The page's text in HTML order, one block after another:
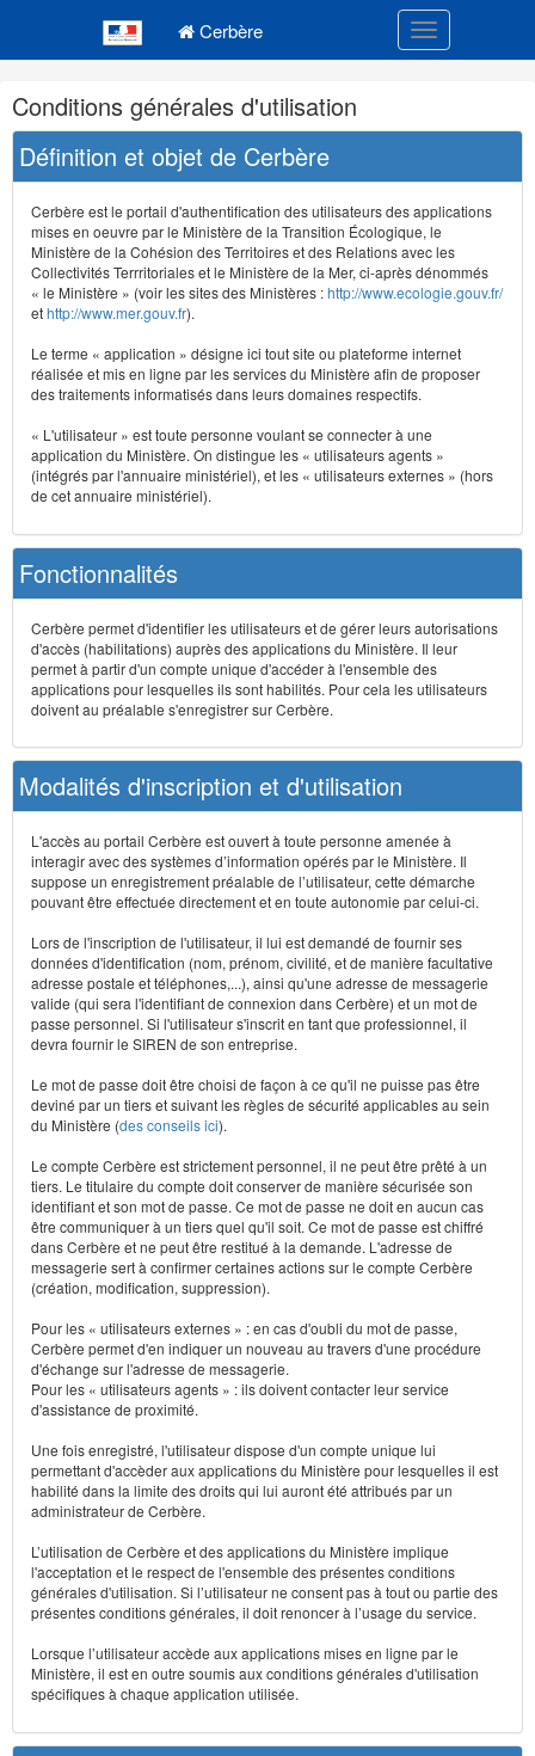
Cerbère Toggle
Navigation
et
outils
annexes
Conditions générales d'utilisation
Définition et objet de Cerbère
Cerbère est le portail d'authentification des utilisateurs des applications
mises en oeuvre par le Ministère de la Transition Écologique, le
Ministère de la Cohésion des Territoires et des Relations avec les
Collectivités Terrritoriales et le Ministère de la Mer, ci-après dénommés
« le Ministère » (voir les sites des Ministères :http://www.ecologie.gouv.fr/
ethttp://www.mer.gouv.fr).
Le terme « application » désigne ici tout site ou plateforme internet
réalisée et mis en ligne par les services du Ministère afin de proposer
des traitements informatisés dans leurs domaines respectifs.
« L'utilisateur » est toute personne voulant se connecter à une
application du Ministère. On distingue les « utilisateurs agents »
(intégrés par l'annuaire ministériel), et les « utilisateurs externes » (hors
de cet annuaire ministériel).
Fonctionnalités
Cerbère permet d'identifier les utilisateurs et de gérer leurs autorisations
d'accès (habilitations) auprès des applications du Ministère. Il leur
permet à partir d'un compte unique d'accéder à l'ensemble des
applications pour lesquelles ils sont habilités. Pour cela les utilisateurs
doivent au préalable s'enregistrer sur Cerbère.
Modalités d'inscription et d'utilisation
L'accès au portail Cerbère est ouvert à toute personne amenée à
interagir avec des systèmes d’information opérés par le Ministère. Il
suppose un enregistrement préalable de l’utilisateur, cette démarche
pouvant être effectuée directement et en toute autonomie par celui-ci.
Lors de l'inscription de l'utilisateur, il lui est demandé de fournir ses
données d'identification (nom, prénom, civilité, et de manière facultative
adresse postale et téléphones,...), ainsi qu'une adresse de messagerie
valide (qui sera l'identifiant de connexion dans Cerbère) et un mot de
passe personnel. Si l'utilisateur s'inscrit en tant que professionnel, il
devra fournir le SIREN de son entreprise.
Le mot de passe doit être choisi de façon à ce qu'il ne puisse pas être
deviné par un tiers et suivant les règles de sécurité applicables au sein
du Ministère (des conseils ici).
Le compte Cerbère est strictement personnel, il ne peut être prêté à un
tiers. Le titulaire du compte doit conserver de manière sécurisée son
identifiant et son mot de passe. Ce mot de passe ne doit en aucun cas
être communiquer à un tiers quel qu'il soit. Ce mot de passe est chiffré
dans Cerbère et ne peut être restitué à la demande. L'adresse de
messagerie sert à confirmer certaines actions sur le compte Cerbère
(création, modification, suppression).
Pour les « utilisateurs externes » : en cas d'oubli du mot de passe,
Cerbère permet d'en indiquer un nouveau au travers d'une procédure
d'échange sur l'adresse de messagerie.
Pour les « utilisateurs agents » : ils doivent contacter leur service
d'assistance de proximité.
Une fois enregistré, l'utilisateur dispose d'un compte unique lui
permettant d'accèder aux applications du Ministère pour lesquelles il est
habilité dans la limite des droits qui lui auront été attribués par un
administrateur de Cerbère.
L’utilisation de Cerbère et des applications du Ministère implique
l'acceptation et le respect de l'ensemble des présentes conditions
générales d'utilisation. Si l’utilisateur ne consent pas à tout ou partie des
présentes conditions générales, il doit renoncer à l’usage du service.
Lorsque l’utilisateur accède aux applications mises en ligne par le
Ministère, il est en outre soumis aux conditions générales d'utilisation
spécifiques à chaque application utilisée.